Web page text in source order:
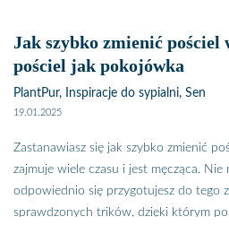
Jak szybko zmienić
pościel jak pokojówka
PlantPur, Inspiracje do sypialni, Sen
19.01.2025
Zastanawiasz się jak szybko zmienić
zajmuje wiele czasu i jest męcząca. Nie
odpowiednio się przygotujesz do tego
sprawdzonych trików, dzięki którym